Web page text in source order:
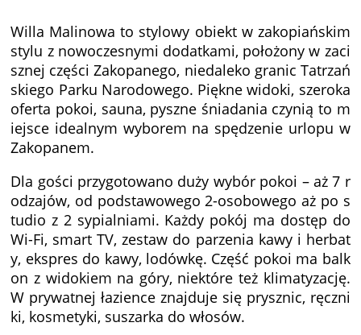
Willa Malinowa to stylowy obiekt w zakopiańskim
stylu z nowoczesnymi dodatkami, położony w zaci
sznej części Zakopanego, niedaleko granic Tatrzań
skiego Parku Narodowego. Piękne widoki, szeroka
oferta pokoi, sauna, pyszne śniadania czynią to m
iejsce idealnym wyborem na spędzenie urlopu w
Zakopanem.
Dla gości przygotowano duży wybór pokoi – aż 7 r
odzajów, od podstawowego 2-osobowego aż po s
tudio z 2 sypialniami. Każdy pokój ma dostęp do
Wi-Fi, smart TV, zestaw do parzenia kawy i herbat
y, ekspres do kawy, lodówkę. Część pokoi ma balk
on z widokiem na góry, niektóre też klimatyzację.
W prywatnej łazience znajduje się prysznic, ręczni
ki, kosmetyki, suszarka do włosów.